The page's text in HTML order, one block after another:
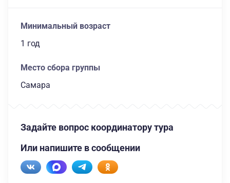
Минимальный возраст
1 год
Место сбора группы
Самара
Задайте вопрос координатору тура
Или напишите в сообщении